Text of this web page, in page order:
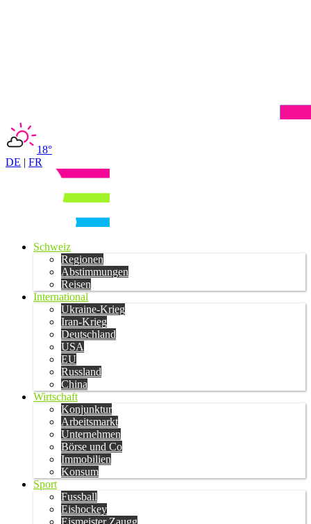
18°
DE | FR
Schweiz
Regionen
Abstimmungen
Reisen
International
Ukraine-Krieg
Iran-Krieg
Deutschland
USA
EU
Russland
China
Wirtschaft
Konjunktur
Arbeitsmarkt
Unternehmen
Börse und Co
Immobilien
Konsum
Sport
Fussball
Eishockey
Eismeister Zaugg